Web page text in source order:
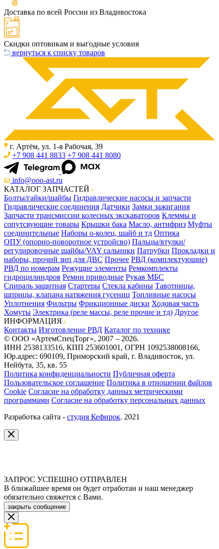
Доставка по всей России из Владивостока
Скидки оптовикам и выгодные условия
вернуться к списку товаров
г. Артём, ул. 1-я Рабочая, 39
+7 908 441 8833 +7 908 441 8080
info@ooo-ast.ru
КАТАЛОГ ЗАПЧАСТЕЙ
Болты/гайки/шайбы Гидравлические насосы и запчасти
Гидравлические соединения Датчики Замки зажигания
Запчасти трансмиссии колесных экскаваторов Клеммы и
сопутсвующие товары Крышки бака Масло, антифриз Муфты
соединительные Наборы о-колец, шайб и тд Оптика
ОПУ (опорно-поворотное устройсво) Пальцы/втулки/
регулировочные шайбы/VAY сальники Патрубки Прокладки и
наборы, прочий зип для ДВС Прочее РВД (комплектующие)
РВД по номерам Режущие элементы Ремкомплекты
гидроцилиндров Ремни приводные Рукав МБС
Спираль защитная Стартеры Стекла кабины Тавотницы,
шприцы, клапана натяжения гусениц Топливные насосы
Уплотнения Фильтры Фрикционные диски Ходовая часть
Хомуты Электрика (реле массы, реле прочие и тд) Другое
ИНФОРМАЦИЯ
Контакты Изготовление РВД Каталог по технике
© ООО «АртемСпецТорг», 2007 – 2026.
ИНН 2538133516, КПП 253601001, ОГРН 1092538008166,
Юр.адрес: 690109, Приморский край, г. Владивосток, ул.
Нейбута, 35, кв. 55
Политика конфиденциальности Публичная оферта
Пользовательское соглашение Политика в отношении файлов
Cookie Согласие на обработку данных метрическими
программами Согласие на обработку персональных данных
Разработка сайта - студия Кефирок. 2021
ЗАПРОС УСПЕШНО ОТПРАВЛЕН
В ближайшее время он будет отработан и наш менеджер
обязательно свяжется с Вами.
закрыть сообщение